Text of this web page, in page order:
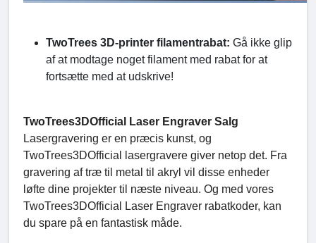
TwoTrees 3D-printer filamentrabat: Gå ikke glip
af at modtage noget filament med rabat for at
fortsætte med at udskrive!
TwoTrees3DOfficial Laser Engraver Salg
Lasergravering er en præcis kunst, og
TwoTrees3DOfficial lasergravere giver netop det. Fra
gravering af træ til metal til akryl vil disse enheder
løfte dine projekter til næste niveau. Og med vores
TwoTrees3DOfficial Laser Engraver rabatkoder, kan
du spare på en fantastisk måde.